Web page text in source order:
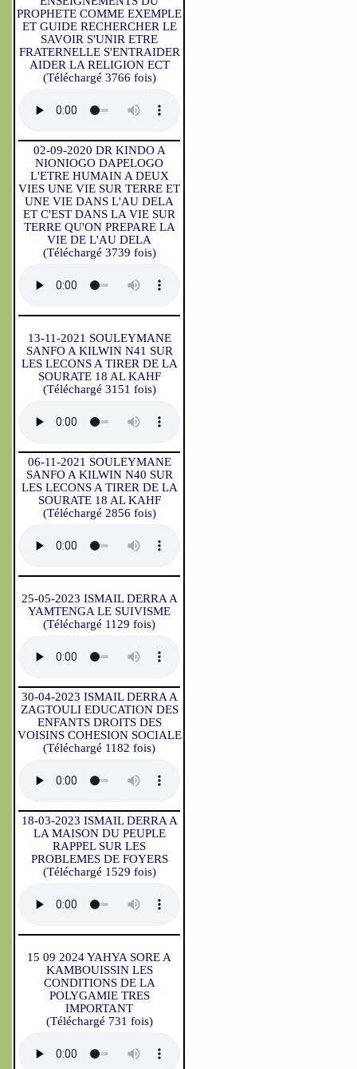
PROPHETE COMME EXEMPLE
ET GUIDE RECHERCHER LE
SAVOIR S'UNIR ETRE
FRATERNELLE S'ENTRAIDER
AIDER LA RELIGION ECT
(Téléchargé 3766 fois)
02-09-2020 DR KINDO A
NIONIOGO DAPELOGO
L'ETRE HUMAIN A DEUX
VIES UNE VIE SUR TERRE ET
UNE VIE DANS L'AU DELA
ET C'EST DANS LA VIE SUR
TERRE QU'ON PREPARE LA
VIE DE L'AU DELA
(Téléchargé 3739 fois)
13-11-2021 SOULEYMANE
SANFO A KILWIN N41 SUR
LES LECONS A TIRER DE LA
SOURATE 18 AL KAHF
(Téléchargé 3151 fois)
06-11-2021 SOULEYMANE
SANFO A KILWIN N40 SUR
LES LECONS A TIRER DE LA
SOURATE 18 AL KAHF
(Téléchargé 2856 fois)
25-05-2023 ISMAIL DERRA A
YAMTENGA LE SUIVISME
(Téléchargé 1129 fois)
30-04-2023 ISMAIL DERRA A
ZAGTOULI EDUCATION DES
ENFANTS DROITS DES
VOISINS COHESION SOCIALE
(Téléchargé 1182 fois)
18-03-2023 ISMAIL DERRA A
LA MAISON DU PEUPLE
RAPPEL SUR LES
PROBLEMES DE FOYERS
(Téléchargé 1529 fois)
15 09 2024 YAHYA SORE A
KAMBOUISSIN LES
CONDITIONS DE LA
POLYGAMIE TRES
IMPORTANT
(Téléchargé 731 fois)